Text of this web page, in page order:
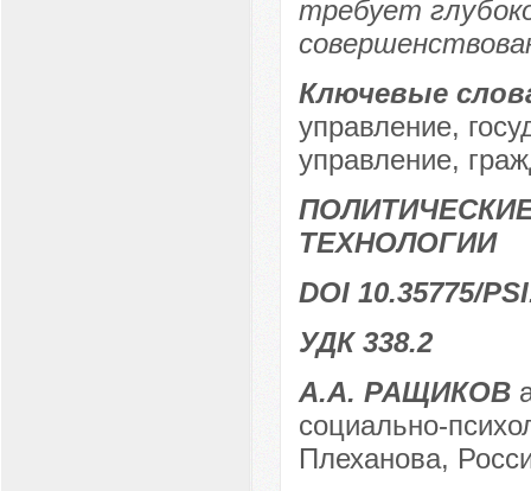
требует
Ключевые
управление,
управление,
ТЕХНОЛОГИИ
DOI 10.35775/
УДК 338.2
А.А. РАЩИКОВ
социально-
Плеханова,